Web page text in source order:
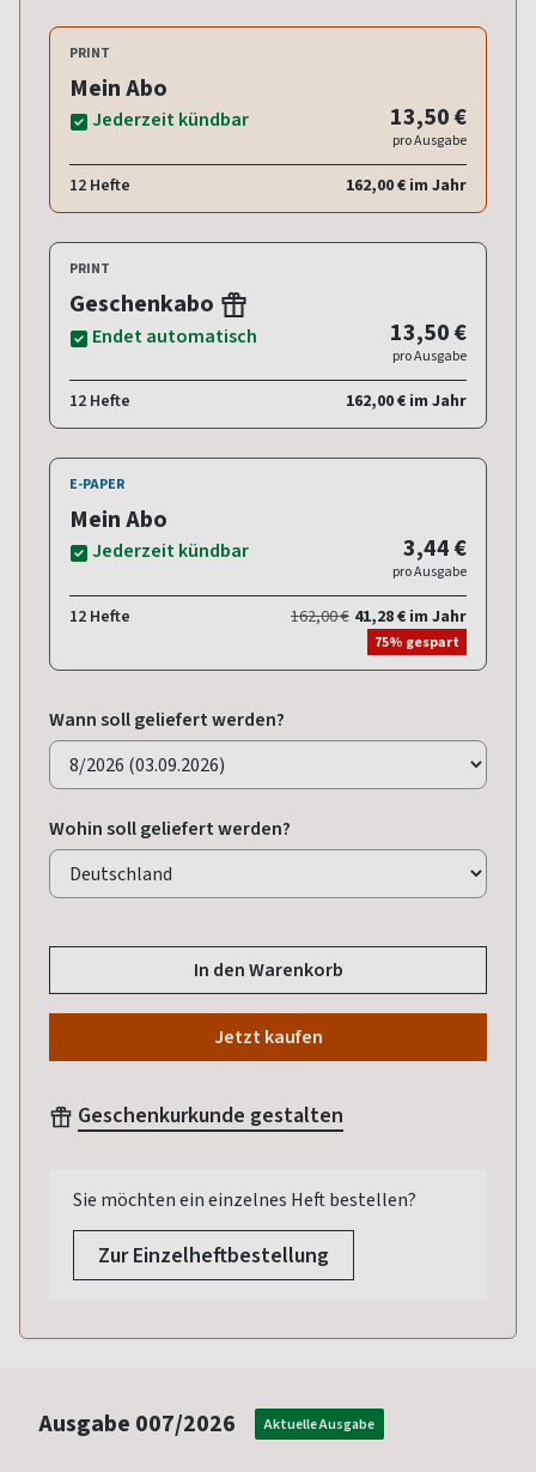
PRINT
Mein Abo
Jederzeit kündbar 13,50 €
pro Ausgabe
12 Hefte 162,00 € im Jahr
PRINT
Geschenkabo
Endet automatisch 13,50 €
pro Ausgabe
12 Hefte 162,00 € im Jahr
E-PAPER
Mein Abo
Jederzeit kündbar 3,44 €
pro Ausgabe
12 Hefte 162,00 € 41,28 € im Jahr
75% gespart
Wann soll geliefert werden?
Wohin soll geliefert werden?
In den Warenkorb
Jetzt kaufen
Geschenkurkunde gestalten
Sie möchten ein einzelnes Heft bestellen?
Zur Einzelheftbestellung
Ausgabe 007/2026 Aktuelle Ausgabe